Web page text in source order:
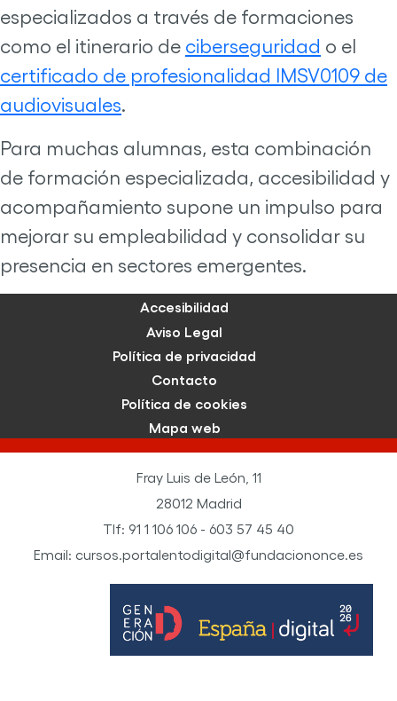
especializados a través de formaciones
como el itinerario de ciberseguridad o el
certificado de profesionalidad IMSV0109 de
audiovisuales.
Para muchas alumnas, esta combinación
de formación especializada, accesibilidad y
acompañamiento supone un impulso para
mejorar su empleabilidad y consolidar su
presencia en sectores emergentes.
Accesibilidad
Aviso Legal
Política de privacidad
Contacto
Política de cookies
Mapa web
Fray Luis de León, 11
28012 Madrid
Tlf: 91 1 106 106 - 603 57 45 40
Email: cursos.portalentodigital@fundaciononce.es